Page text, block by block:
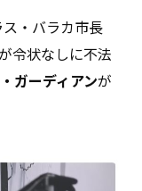
・バラカ市長
令状なしに不法
ガーディアンが